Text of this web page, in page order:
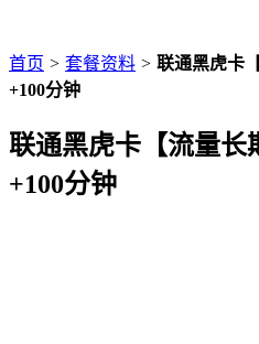
首页 > 套餐资料 > 联通黑虎卡
+100分钟
联通黑虎卡【流量长
+100分钟